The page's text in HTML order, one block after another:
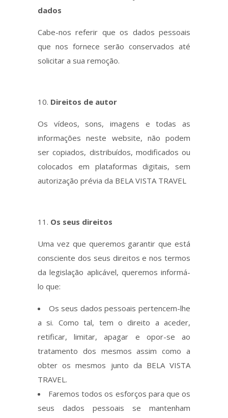
dados
Cabe-nos referir que os dados pessoais
que nos fornece serão conservados até
solicitar a sua remoção.
Direitos de autor
Os vídeos, sons, imagens e todas as
informações neste website, não podem
ser copiados, distribuídos, modificados ou
colocados em plataformas digitais, sem
autorização prévia da BELA VISTA TRAVEL
Os seus direitos
Uma vez que queremos garantir que está
consciente dos seus direitos e nos termos
da legislação aplicável, queremos informá-
lo que:
Os seus dados pessoais pertencem-lhe
a si. Como tal, tem o direito a aceder,
retificar, limitar, apagar e opor-se ao
tratamento dos mesmos assim como a
obter os mesmos junto da BELA VISTA
TRAVEL.
Faremos todos os esforços para que os
seus dados pessoais se mantenham